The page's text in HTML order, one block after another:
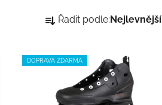
Řazení produktů
Řadit podle:Nejlevnější
DOPRAVA ZDARMA